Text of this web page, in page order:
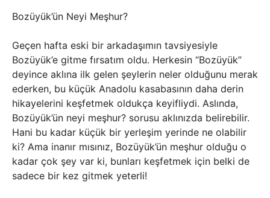
Bozüyük’ün Neyi Meşhur?
Geçen hafta eski bir arkadaşımın tavsiyesiyle
Bozüyük’e gitme fırsatım oldu. Herkesin “Bozüyük”
deyince aklına ilk gelen şeylerin neler olduğunu merak
ederken, bu küçük Anadolu kasabasının daha derin
hikayelerini keşfetmek oldukça keyifliydi. Aslında,
Bozüyük’ün neyi meşhur? sorusu aklınızda belirebilir.
Hani bu kadar küçük bir yerleşim yerinde ne olabilir
ki? Ama inanır mısınız, Bozüyük’ün meşhur olduğu o
kadar çok şey var ki, bunları keşfetmek için belki de
sadece bir kez gitmek yeterli!